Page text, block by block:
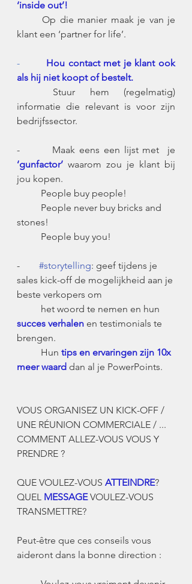
‘inside out’!
	Op die manier maak je van je
klant een ‘partner for life’.
-
Hou contact met je klant ook
als hij niet koopt of bestelt.
informatie die relevant is voor zijn
bedrijfssector.
‘gunfactor’ waarom zou je klant bij
jou kopen.
	People buy people!
stones!
	People buy you!
- #storytelling: geef tijdens je
sales kick-off de mogelijkheid aan je
beste verkopers om
	het woord te nemen en hun
succes verhalen en testimonials te
brengen.
	Hun
tips en ervaringen zijn 10x
meer waard dan al je PowerPoints.
VOUS ORGANISEZ UN KICK-OFF /
UNE RÉUNION COMMERCIALE / ...
COMMENT ALLEZ-VOUS VOUS Y
PRENDRE ?
QUE VOULEZ-VOUS ATTEINDRE?
QUEL MESSAGE VOULEZ-VOUS
TRANSMETTRE?
Peut-être que ces conseils vous
aideront dans la bonne direction :